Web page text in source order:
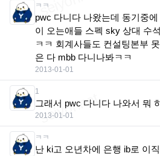
ㅋㅋ
pwc 다니다 나왔는데 동기중
이 오는애들 스펙 sky 상대 수
ㅋㅋ 회계사들도 컨설팅본부
은 다 mbb 다니나봐ㅋㅋ
2013-01-01
1
그래서 pwc 다니다 나와서 뭐
2013-01-01
ㅋㅋ
난 ki고 오년차에 은행 ib로 이